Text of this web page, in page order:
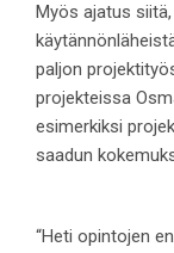
Myös ajatus
paljon
projekteissa
esimerkiksi
saadun
“Heti opintojen